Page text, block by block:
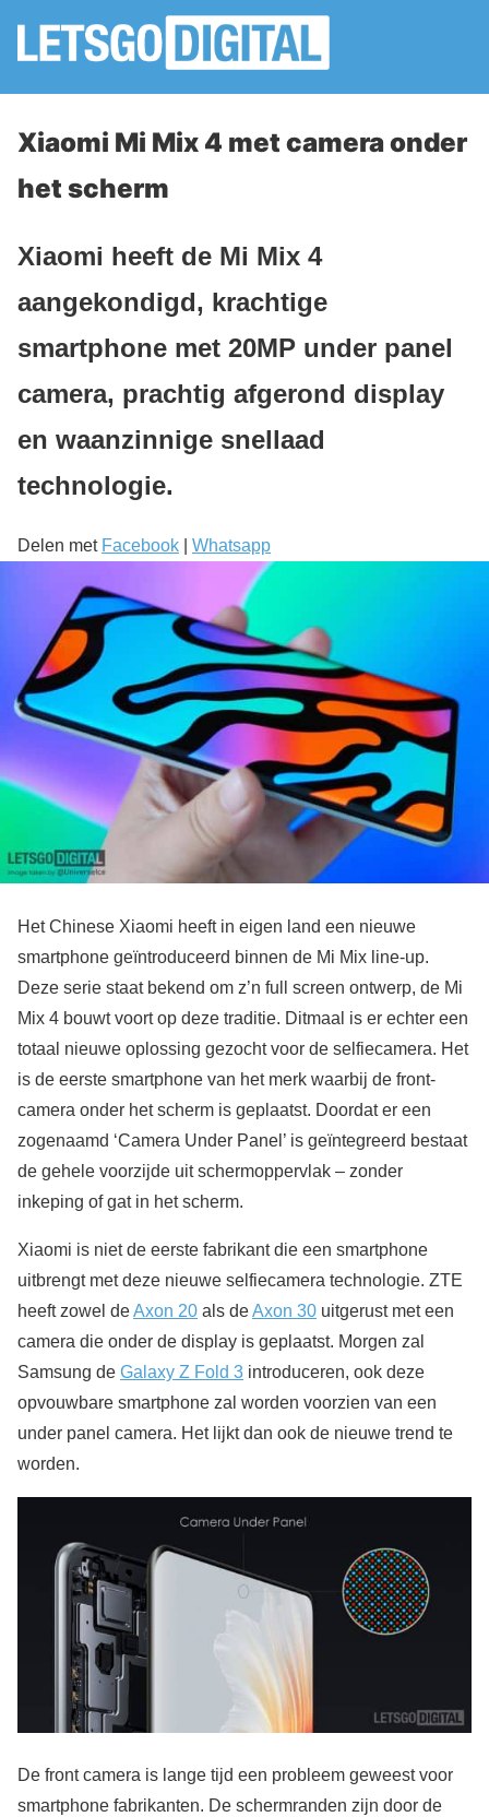
Xiaomi Mi Mix 4 met camera onder
het scherm
Xiaomi heeft de Mi Mix 4
aangekondigd, krachtige
smartphone met 20MP under panel
camera, prachtig afgerond display
en waanzinnige snellaad
technologie.
Delen met Facebook Whatsapp
Het Chinese Xiaomi heeft in eigen land een nieuwe
smartphone geïntroduceerd binnen de Mi Mix line-up.
Deze serie staat bekend om z’n full screen ontwerp, de Mi
Mix 4 bouwt voort op deze traditie. Ditmaal is er echter een
totaal nieuwe oplossing gezocht voor de selfiecamera. Het
is de eerste smartphone van het merk waarbij de front-
camera onder het scherm is geplaatst. Doordat er een
zogenaamd ‘Camera Under Panel’ is geïntegreerd bestaat
de gehele voorzijde uit schermoppervlak – zonder
inkeping of gat in het scherm.
Xiaomi is niet de eerste fabrikant die een smartphone
uitbrengt met deze nieuwe selfiecamera technologie. ZTE
heeft zowel deAxon 20 als deAxon 30 uitgerust met een
camera die onder de display is geplaatst. Morgen zal
Samsung de Galaxy Z Fold 3 introduceren, ook deze
opvouwbare smartphone zal worden voorzien van een
under panel camera. Het lijkt dan ook de nieuwe trend te
worden.
De front camera is lange tijd een probleem geweest voor
smartphone fabrikanten. De schermranden zijn door de